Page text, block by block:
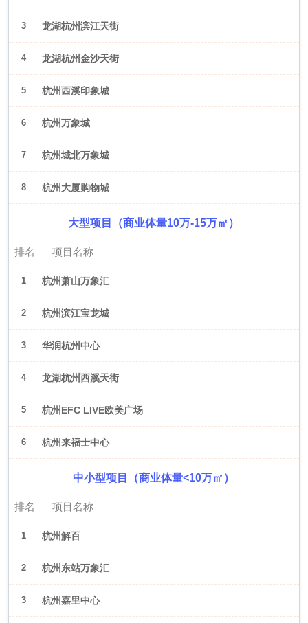
3 龙湖杭州滨江天街
4 龙湖杭州金沙天街
5 杭州西溪印象城
6 杭州万象城
7 杭州城北万象城
8 杭州大厦购物城
大型项目（商业体量10万-15万㎡）
排名 项目名称
1 杭州萧山万象汇
2 杭州滨江宝龙城
3 华润杭州中心
4 龙湖杭州西溪天街
5 杭州EFC LIVE欧美广场
6 杭州来福士中心
中小型项目（商业体量<10万㎡）
排名 项目名称
1 杭州解百
2 杭州东站万象汇
3 杭州嘉里中心